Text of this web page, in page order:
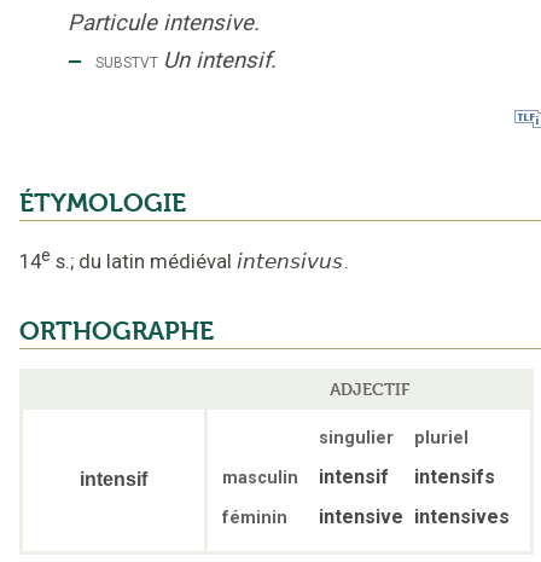
Particule intensive.
‒ substvt Un intensif.
ÉTYMOLOGIE
14e s.; du latin médiéval intensivus.
ORTHOGRAPHE
ADJECTIF
intensif
singulier
pluriel
masculin
intensif intensifs
féminin intensive intensives